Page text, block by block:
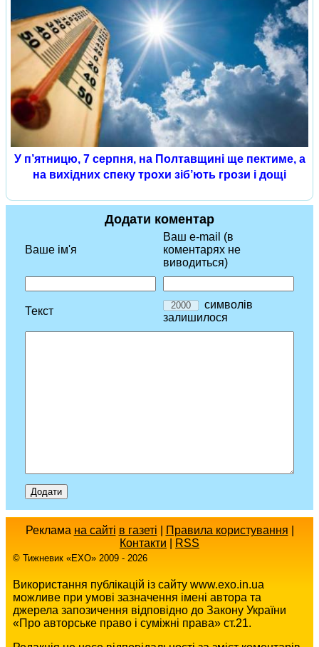
У п’ятницю, 7 серпня, на Полтавщині ще пектиме, а
на вихідних спеку трохи зіб’ють грози і дощі
Додати коментар
Ваше ім'я
Ваш e-mail (в
коментарях не
виводиться)
Текст
символів
залишилося
Реклама на сайті в газеті Правила користування
Контакти
RSS
© Тижневик «EХO» 2009 - 2026
Використання публікацій із сайту www.exo.in.ua
можливе при умові зазначення імені автора та
джерела запозичення відповідно до Закону України
«Про авторське право і суміжні права» ст.21.